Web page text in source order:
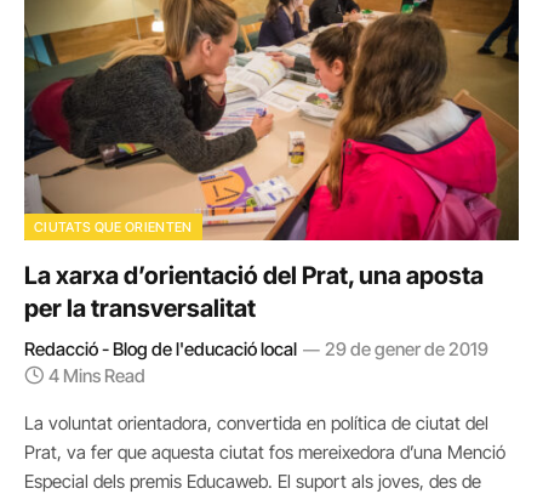
CIUTATS QUE ORIENTEN
La xarxa d’orientació del Prat, una aposta
per la transversalitat
Redacció - Blog de l'educació local
29 de gener de 2019
4 Mins Read
La voluntat orientadora, convertida en política de ciutat del
Prat, va fer que aquesta ciutat fos mereixedora d’una Menció
Especial dels premis Educaweb. El suport als joves, des de